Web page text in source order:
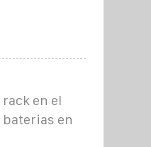
en el
en